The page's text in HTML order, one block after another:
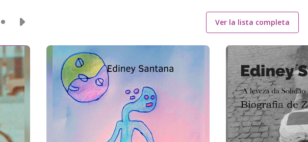
Ver la lista completa